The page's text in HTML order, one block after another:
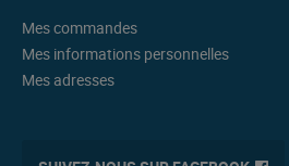
Mes commandes
Mes informations personnelles
Mes adresses